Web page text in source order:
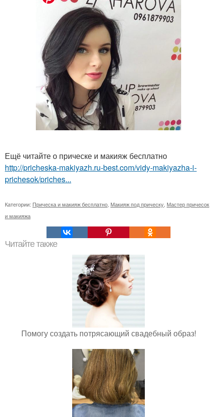
Ещё читайте о прическе и макияж бесплатно
http://pricheska-makiyazh.ru-best.com/vidy-makiyazha-i-
prichesok/priches...
Категории: Прическа и макияж бесплатно Макияж под прическу Мастер причесок
и макияжа
Читайте также
Помогу создать потрясающий свадебный образ!